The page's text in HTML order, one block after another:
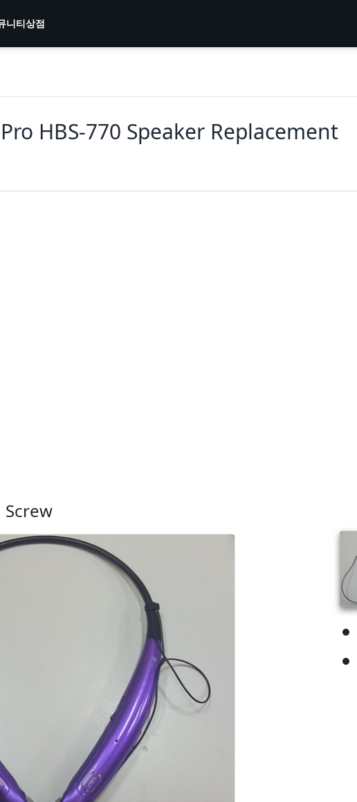
니티상점
HBS-770 Speaker Replacement